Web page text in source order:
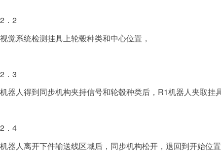
2．2
视觉系统检测挂具上轮毂种类和中心位置，
2．3
机器人得到同步机构夹持信号和轮毂种类后，R1机器人夹取挂
2．4
机器人离开下件输送线区域后，同步机构松开，退回到开始位